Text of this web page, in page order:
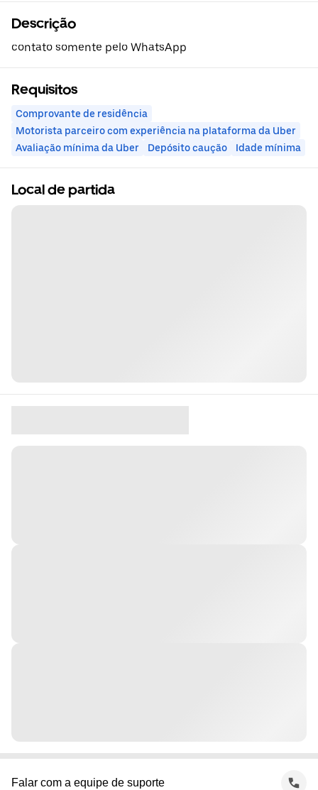
Descrição
contato somente pelo WhatsApp
Requisitos
Comprovante de residência
Motorista parceiro com experiência na plataforma da Uber
Avaliação mínima da Uber
Depósito caução Idade mínima
Local de partida
Falar com a equipe de suporte